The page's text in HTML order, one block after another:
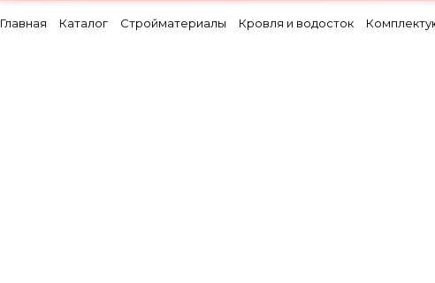
Главная Каталог Стройматериалы Кровля и водосток